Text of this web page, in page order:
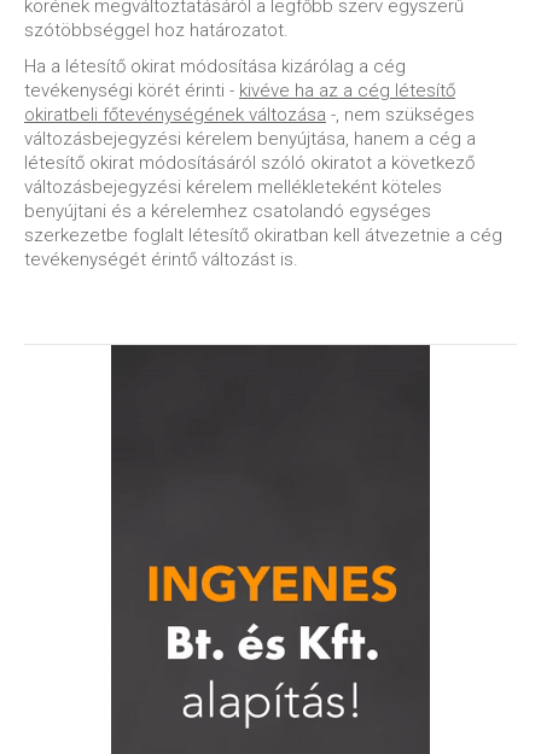
körének megváltoztatásáról a legfőbb szerv egyszerű
szótöbbséggel hoz határozatot.
Ha a létesítő okirat módosítása kizárólag a cég
tevékenységi körét érinti - kivéve ha az a cég létesítő
okiratbeli főtevénységének változása -, nem szükséges
változásbejegyzési kérelem benyújtása, hanem a cég a
létesítő okirat módosításáról szóló okiratot a következő
változásbejegyzési kérelem mellékleteként köteles
benyújtani és a kérelemhez csatolandó egységes
szerkezetbe foglalt létesítő okiratban kell átvezetnie a cég
tevékenységét érintő változást is.